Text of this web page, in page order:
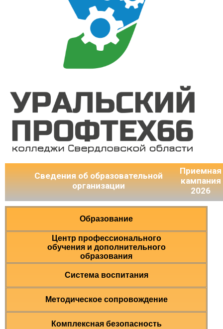
Сведения об образовательной
организации
Приемная
кампания
2026
Образование
Центр профессионального
обучения и дополнительного
образования
Система воспитания
Методическое сопровождение
Комплексная безопасность